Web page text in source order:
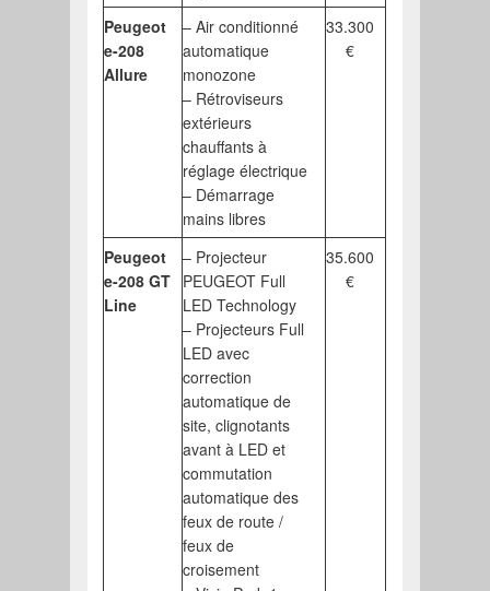
Peugeot
e-208
Allure
– Air conditionné
automatique
monozone
– Rétroviseurs
extérieurs
chauffants à
réglage électrique
– Démarrage
mains libres
33.300
€
Peugeot
e-208 GT
Line
– Projecteur
PEUGEOT Full
LED Technology
– Projecteurs Full
LED avec
correction
automatique de
site, clignotants
avant à LED et
commutation
automatique des
feux de route /
feux de
croisement
35.600
€